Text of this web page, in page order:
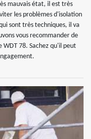
mauvais état, il est très
les problèmes d'isolation
sont très techniques, il va
vous recommander de
78. Sachez qu'il peut